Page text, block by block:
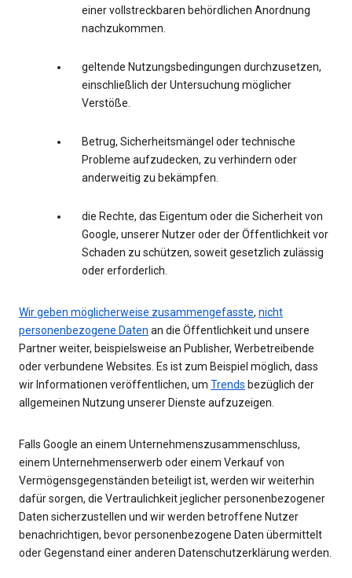
einer vollstreckbaren behördlichen Anordnung
nachzukommen.
geltende Nutzungsbedingungen durchzusetzen,
einschließlich der Untersuchung möglicher
Verstöße.
Betrug, Sicherheitsmängel oder technische
Probleme aufzudecken, zu verhindern oder
anderweitig zu bekämpfen.
die Rechte, das Eigentum oder die Sicherheit von
Google, unserer Nutzer oder der Öffentlichkeit vor
Schaden zu schützen, soweit gesetzlich zulässig
oder erforderlich.
Wir geben möglicherweise zusammengefasste, nicht
personenbezogene Daten an die Öffentlichkeit und unsere
Partner weiter, beispielsweise an Publisher, Werbetreibende
oder verbundene Websites. Es ist zum Beispiel möglich, dass
wir Informationen veröffentlichen, um Trends bezüglich der
allgemeinen Nutzung unserer Dienste aufzuzeigen.
Falls Google an einem Unternehmenszusammenschluss,
einem Unternehmenserwerb oder einem Verkauf von
Vermögensgegenständen beteiligt ist, werden wir weiterhin
dafür sorgen, die Vertraulichkeit jeglicher personenbezogener
Daten sicherzustellen und wir werden betroffene Nutzer
benachrichtigen, bevor personenbezogene Daten übermittelt
oder Gegenstand einer anderen Datenschutzerklärung werden.